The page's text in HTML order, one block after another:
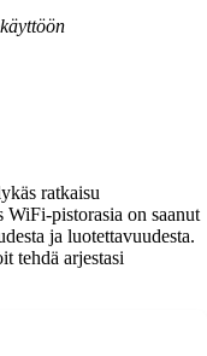
ratkaisu
pistorasia on saanut
ja luotettavuudesta.
tehdä arjestasi